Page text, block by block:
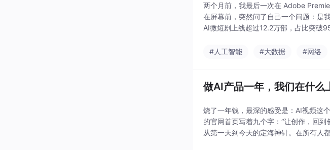
两个月前，我最后一次在 Adobe
在屏幕前，突然问了自己一个问题：是
AI微短剧上线超过12.2万部，占比突破
#人工智能
#大数据 #网络
做AI产品一年，我们在什么
烧了一年钱，最深的感受是：AI视频这
的官网首页写着九个字：“让创作，回
从第一天到今天的定海神针。在所有人